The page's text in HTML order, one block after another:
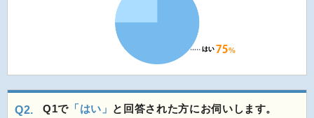
Q2. Q1で「はい」 と回答された方にお伺いします。